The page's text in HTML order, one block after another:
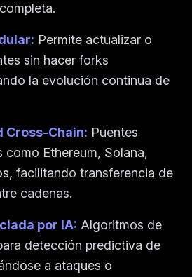
Permite actualizar o
sin hacer forks
la evolución continua de
Cross-Chain: Puentes
como Ethereum, Solana,
facilitando transferencia de
cadenas.
por IA: Algoritmos de
detección predictiva de
a ataques o